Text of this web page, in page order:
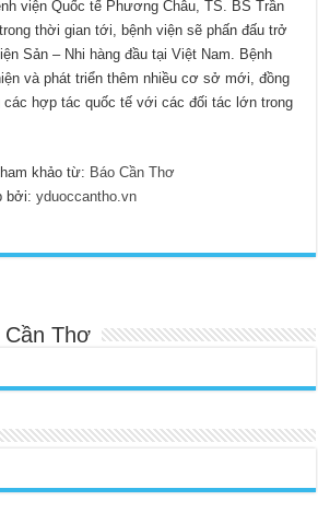
viện Quốc tế Phương Châu, TS. BS Trần
thời gian tới, bệnh viện sẽ phấn đấu trở
Sản – Nhi hàng đầu tại Việt Nam. Bệnh
và phát triển thêm nhiều cơ sở mới, đồng
hợp tác quốc tế với các đối tác lớn trong
khảo từ: Báo Cần Thơ
bởi:yduoccantho.vn
Thơ